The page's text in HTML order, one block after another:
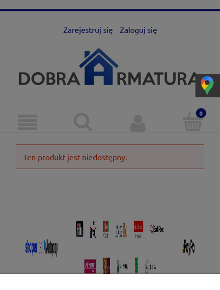
Zarejestruj się Zaloguj się
Ten produkt jest niedostępny.